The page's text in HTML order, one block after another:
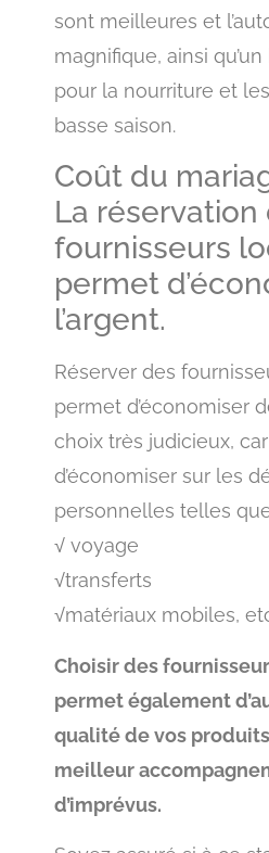
sont meilleures et
magnifique, ainsi
pour la nourriture et
basse saison.
Coût du
La réservation
fournisseurs
permet
l’argent.
Réserver des
permet d’économiser
choix très judicieux,
d’économiser sur les
personnelles telles
√ voyage
√transferts
√matériaux mobiles,
Choisir des
permet également
qualité de vos produits
meilleur
d’imprévus.